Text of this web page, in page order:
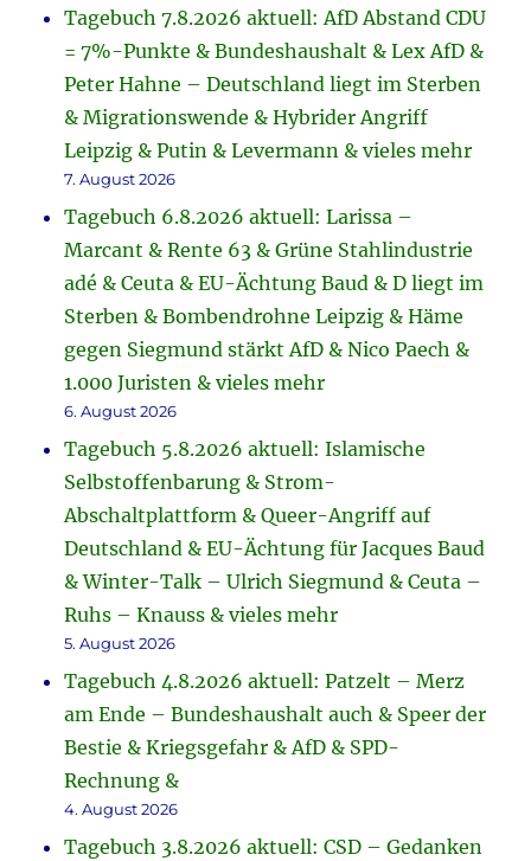
Tagebuch 7.8.2026 aktuell: AfD Abstand CDU
= 7%-Punkte & Bundeshaushalt & Lex AfD &
Peter Hahne – Deutschland liegt im Sterben
& Migrationswende & Hybrider Angriff
Leipzig & Putin & Levermann & vieles mehr
7. August 2026
Tagebuch 6.8.2026 aktuell: Larissa –
Marcant & Rente 63 & Grüne Stahlindustrie
adé & Ceuta & EU-Ächtung Baud & D liegt im
Sterben & Bombendrohne Leipzig & Häme
gegen Siegmund stärkt AfD & Nico Paech &
1.000 Juristen & vieles mehr
6. August 2026
Tagebuch 5.8.2026 aktuell: Islamische
Selbstoffenbarung & Strom-
Abschaltplattform & Queer-Angriff auf
Deutschland & EU-Ächtung für Jacques Baud
& Winter-Talk – Ulrich Siegmund & Ceuta –
Ruhs – Knauss & vieles mehr
5. August 2026
Tagebuch 4.8.2026 aktuell: Patzelt – Merz
am Ende – Bundeshaushalt auch & Speer der
Bestie & Kriegsgefahr & AfD & SPD-
Rechnung &
4. August 2026
Tagebuch 3.8.2026 aktuell: CSD – Gedanken